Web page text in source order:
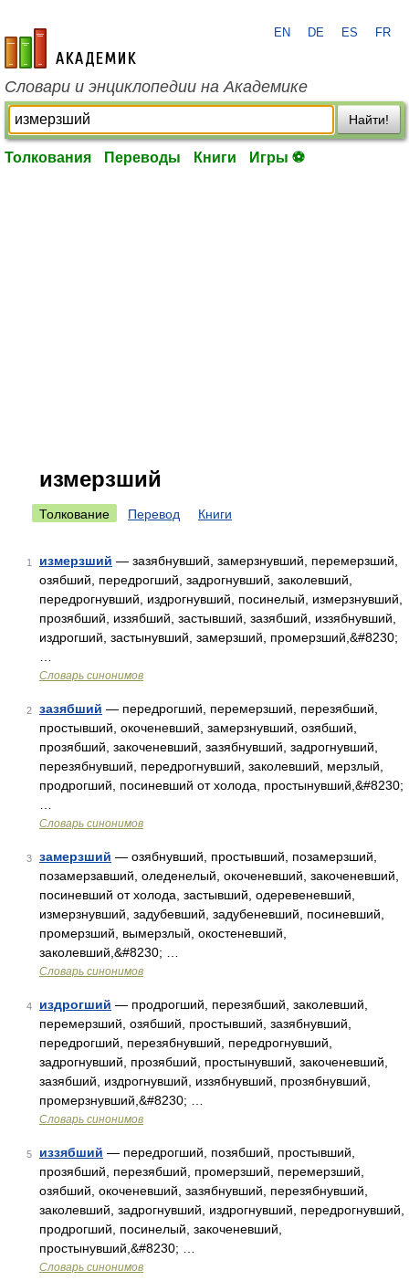
academic.ru
EN DE ES FR
Словари и энциклопедии на Академике
Найти!
Толкования Переводы Книги Игры ⚽
измерзший
Толкование Перевод Книги
1 измерзший — зазябнувший, замерзнувший, перемерзший,
озябший, передрогший, задрогнувший, заколевший,
передрогнувший, издрогнувший, посинелый, измерзнувший,
прозябший, иззябший, застывший, зазябший, иззябнувший,
издрогший, застынувший, замерзший, промерзший,&#8230;
Словарь синонимов
2 зазябший — передрогший, перемерзший, перезябший,
простывший, окоченевший, замерзнувший, озябший,
прозябший, закоченевший, зазябнувший, задрогнувший,
перезябнувший, передрогнувший, заколевший, мерзлый,
продрогший, посиневший от холода, простынувший,&#8230;
Словарь синонимов
3 замерзший — озябнувший, простывший, позамерзший,
позамерзавший, оледенелый, окоченевший, закоченевший,
посиневший от холода, застывший, одеревеневший,
измерзнувший, задубевший, задубеневший, посиневший,
промерзший, вымерзлый, окостеневший,
заколевший,&#8230; …
Словарь синонимов
4 издрогший — продрогший, перезябший, заколевший,
перемерзший, озябший, простывший, зазябнувший,
передрогший, перезябнувший, передрогнувший,
задрогнувший, прозябший, простынувший, закоченевший,
зазябший, издрогнувший, иззябнувший, прозябнувший,
промерзнувший,&#8230; …
Словарь синонимов
5 иззябший — передрогший, позябший, простывший,
прозябший, перезябший, промерзший, перемерзший,
озябший, окоченевший, зазябнувший, перезябнувший,
заколевший, задрогнувший, издрогнувший, передрогнувший,
продрогший, посинелый, закоченевший,
простынувший,&#8230; …
Словарь синонимов